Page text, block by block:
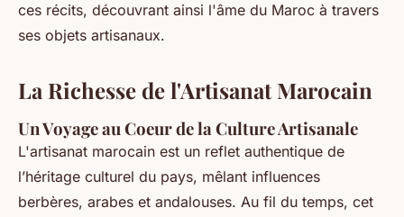
ces récits, découvrant ainsi l'âme du Maroc à travers
ses objets artisanaux.
La Richesse de l'Artisanat Marocain
Un Voyage au Coeur de la Culture Artisanale
L'artisanat marocain est un reflet authentique de
l’héritage culturel du pays, mêlant influences
berbères, arabes et andalouses. Au fil du temps, cet